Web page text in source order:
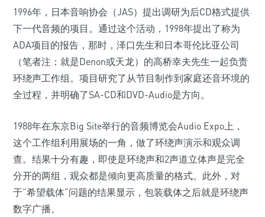
1996年，日本音响协会（JAS）提出调研为后CD格式提供
下一代音频的项目。通过这个活动，1998年提出了称为
ADA项目的报告，那时，泽口先生和日本哥伦比亚公司
（笔者注：就是Denon或天龙）的高桥幸夫先生一起负责
环绕声工作组。项目研究了从节目制作到家庭还音环境的
全过程，并明确了SA-CD和DVD-Audio是方向。
1988年在东京Big Site举行的音频博览会Audio Expo上，
这个工作组利用展场的一角，做了环绕声演示和观众调
查。结果十分有趣，即使是环绕声和2声道立体声是完全
分开的两组，观众都是倾向更高质量的格式。此外，对
于“希望载体”问题的结果显示，包装载体之后就是环绕声
数字广播。